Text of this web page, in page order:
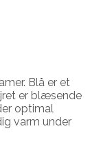
Blå er et
er blæsende
optimal
varm under